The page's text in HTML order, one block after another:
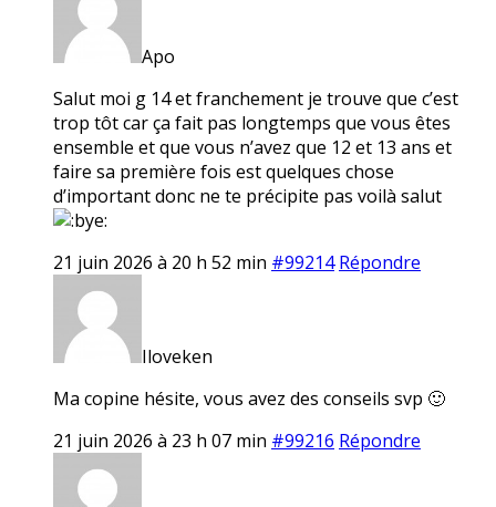
Apo
Salut moi g 14 et franchement je trouve que c’est
trop tôt car ça fait pas longtemps que vous êtes
ensemble et que vous n’avez que 12 et 13 ans et
faire sa première fois est quelques chose
d’important donc ne te précipite pas voilà salut
21 juin 2026 à 20 h 52 min #99214 Répondre
Iloveken
Ma copine hésite, vous avez des conseils svp 🙂
21 juin 2026 à 23 h 07 min #99216 Répondre